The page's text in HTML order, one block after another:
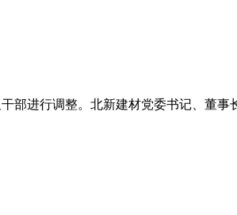
部进行调整。北新建材党委书记、董